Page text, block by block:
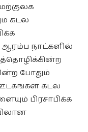
கடல்
நாட்களில்
போதும்
கடல்
பிரசாபிக்க